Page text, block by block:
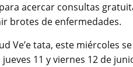
acercar consultas
brotes de enfermedades.
Ve’e tata, este miércoles
11 y viernes 12 de